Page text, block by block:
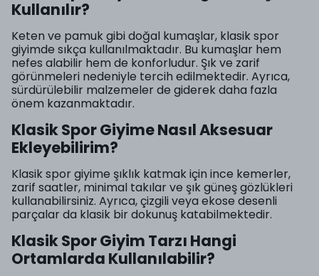
Kullanılır?
Keten ve pamuk gibi doğal kumaşlar, klasik spor
giyimde sıkça kullanılmaktadır. Bu kumaşlar hem
nefes alabilir hem de konforludur. Şık ve zarif
görünmeleri nedeniyle tercih edilmektedir. Ayrıca,
sürdürülebilir malzemeler de giderek daha fazla
önem kazanmaktadır.
Klasik Spor Giyime Nasıl Aksesuar
Ekleyebilirim?
Klasik spor giyime şıklık katmak için ince kemerler,
zarif saatler, minimal takılar ve şık güneş gözlükleri
kullanabilirsiniz. Ayrıca, çizgili veya ekose desenli
parçalar da klasik bir dokunuş katabilmektedir.
Klasik Spor Giyim Tarzı Hangi
Ortamlarda Kullanılabilir?